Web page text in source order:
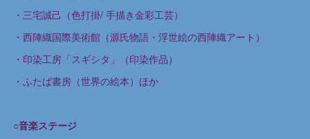
・三宅誠己（色打掛/ 手描き金彩工芸）
・西陣織国際美術館（源氏物語・浮世絵の西陣織アート）
・印染工房「スギシタ」（印染作品）
・ふたば書房（世界の絵本）ほか
○音楽ステージ